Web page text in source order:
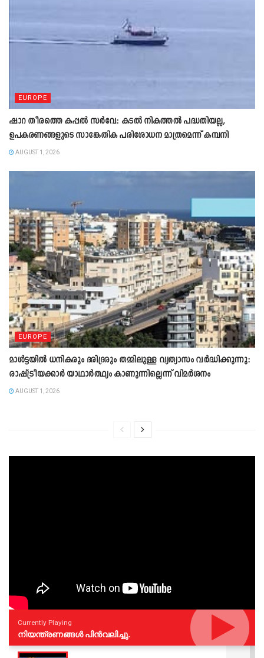
EUROPE
ഷാറ തീരത്തെ കപ്പൽ സർവേ: കടൽ നികത്തൽ പദ്ധതിയല്ല,
ഉപകരണങ്ങളുടെ സാങ്കേതിക പരിശോധന മാത്രമെന്ന് കമ്പനി
AUGUST 1, 2026
EUROPE
മാൾട്ടയിൽ ധനികരും ദരിദ്രരും തമ്മിലുള്ള വ്യത്യാസം വർദ്ധിക്കുന്നു:
രാഷ്ട്രീയക്കാർ യാഥാർത്ഥ്യം കാണുന്നില്ലെന്ന് വിമർശനം
AUGUST 1, 2026
Currently Playing
നിയന്ത്രണങ്ങള്‍ പിന്‍വലിച്ചു.